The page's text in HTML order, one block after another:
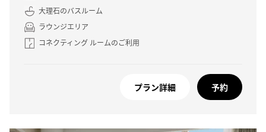
大理石のバスルーム
ラウンジエリア
コネクティング ルームのご利用
プラン詳細 予約